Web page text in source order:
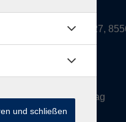
Grafing
Griesstr. 27,
Donnerstag
und schließen